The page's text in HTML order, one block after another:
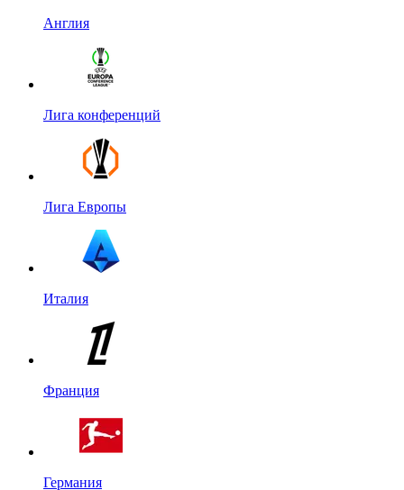
Англия
Лига конференций
Лига Европы
Италия
Франция
Германия